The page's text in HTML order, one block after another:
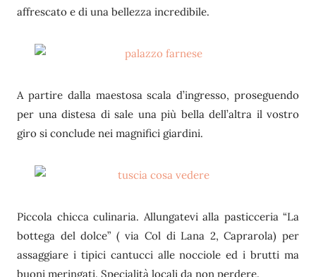
affrescato e di una bellezza incredibile.
A partire dalla maestosa scala d’ingresso, proseguendo
per una distesa di sale una più bella dell’altra il vostro
giro si conclude nei magnifici giardini.
Piccola chicca culinaria. Allungatevi alla pasticceria “La
bottega del dolce” ( via Col di Lana 2, Caprarola) per
assaggiare i tipici cantucci alle nocciole ed i brutti ma
buoni meringati. Specialità locali da non perdere.